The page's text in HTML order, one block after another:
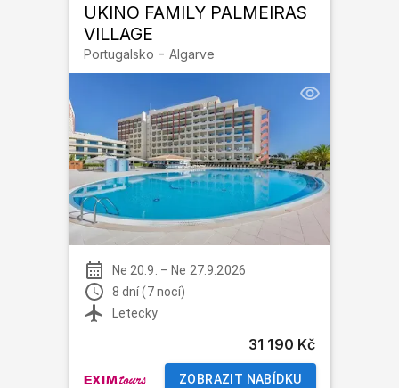
UKINO FAMILY PALMEIRAS
VILLAGE
Portugalsko - Algarve
Ne 20.9. – Ne 27.9.2026
8 dní (7 nocí)
Letecky
31 190 Kč
ZOBRAZIT NABÍDKU